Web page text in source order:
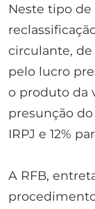
Neste tipo de
circulante,
pelo lucro
o produto da
presunção
IRPJ e 12%
A RFB,